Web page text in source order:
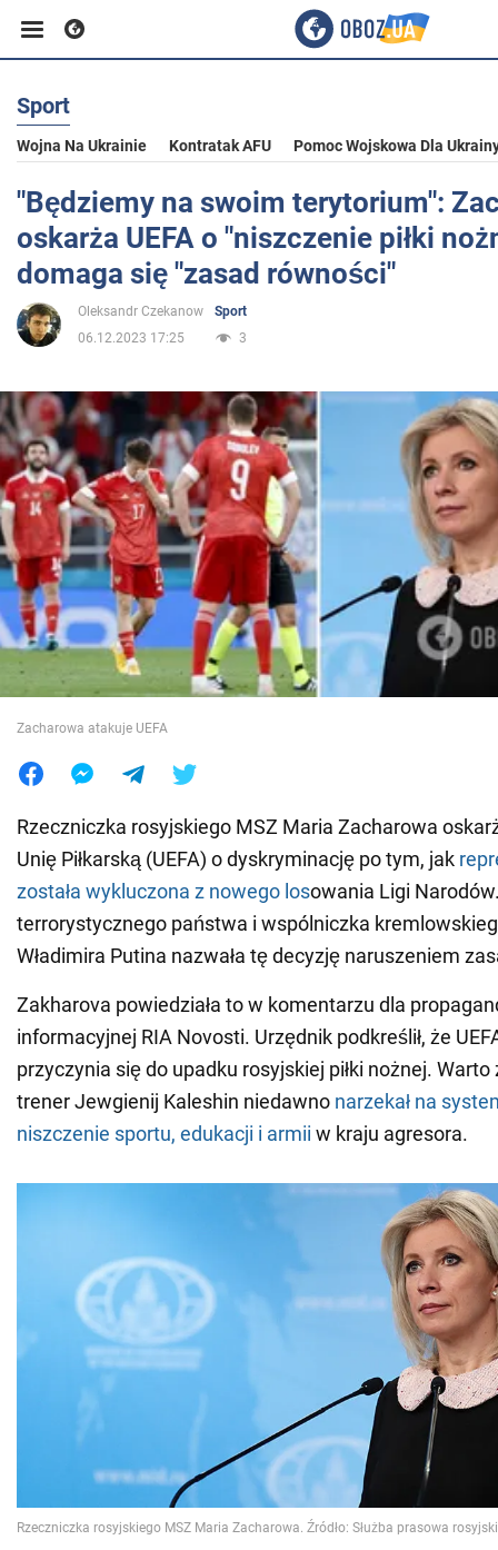
Biznes
Sport
Rozrywka
Życie
Polityka
Społeczeństwo
Wojna na Ukrainie
Świat
Jedzenie
Sport
Wojna Na Ukrainie Kontratak AFU Pomoc Wojskowa Dla
"Będziemy na swoim terytorium":
oskarża UEFA o "niszczenie piłki
domaga się "zasad równości"
Oleksandr Czekanow
Sport
06.12.2023 17:25
3
Zacharowa atakuje UEFA
Rzeczniczka rosyjskiego MSZ Maria Zacharowa
Unię Piłkarską (UEFA) o dyskryminację po tym, jak
została wykluczona z nowego losowania Ligi
terrorystycznego państwa i wspólniczka
Władimira Putina nazwała tę decyzję naruszeniem
Zakharova powiedziała to w komentarzu dla
informacyjnej RIA Novosti. Urzędnik podkreślił, że
przyczynia się do upadku rosyjskiej piłki nożnej.
trener Jewgienij Kaleshin niedawno narzekał na
niszczenie sportu, edukacji i armii w kraju agresora.